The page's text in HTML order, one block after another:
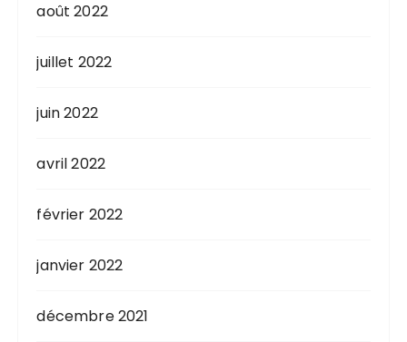
août 2022
juillet 2022
juin 2022
avril 2022
février 2022
janvier 2022
décembre 2021